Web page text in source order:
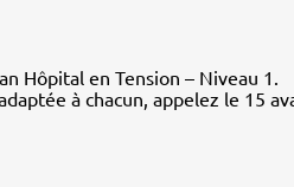
Hôpital en Tension – Niveau 1.
à chacun, appelez le 15